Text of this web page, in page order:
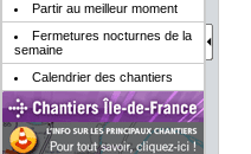
Partir au meilleur moment
Fermetures nocturnes de la
semaine
Calendrier des chantiers